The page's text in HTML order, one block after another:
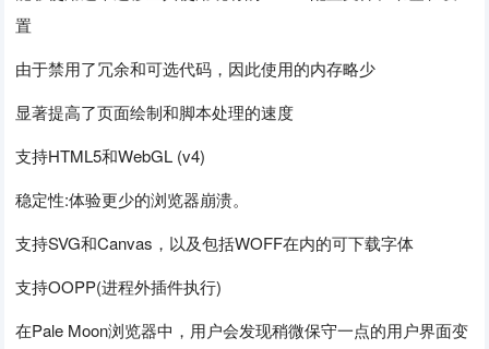
置
由于禁用了冗余和可选代码，因此使用的内存略少
显著提高了页面绘制和脚本处理的速度
支持HTML5和WebGL (v4)
稳定性:体验更少的浏览器崩溃。
支持SVG和Canvas，以及包括WOFF在内的可下载字体
支持OOPP(进程外插件执行)
在Pale Moon浏览器中，用户会发现稍微保守一点的用户界面变